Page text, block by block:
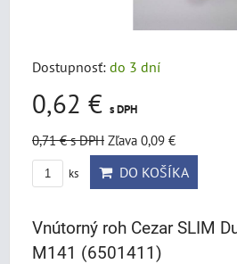
Dostupnosť: do 3 dní
0,62 € s DPH
0,71 €s DPH Zľava 0,09 €
ks DO KOŠÍKA
Vnútorný roh Cezar SLIM
M141 (6501411)